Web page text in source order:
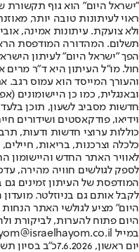
"ישראל היום" הוא גוף תקשורת
ראוי לעיתונות טובה יותר,
ולא צועקת. עיתונות אמינה,
הפך "ישראל היום" לעיתון
חול. מו"ל העיתון היא ד"ר מרים
והעורך המייסד הוא עמוס רגב.
חדשות מסביב לשעון, תוכן
וידיאו, פודקאסטים ושידורים
כוללות ערוצי חדשות ודעות,
לאוויר האתר החדש
לספק לגולשים חוויה מהירה,
המודפסת של העיתון זמינים
לקבל אותם גם בניוזלטר.
היום" מציע לגולשי האתר
היום פתוח להערות, לביקורת
במייל hayom@israelhayom.co.il.
יום ראשון, 7.6.2026
כ"ב בסיון